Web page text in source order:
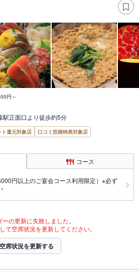
円～
駅正面口より徒歩約5分
ト還元対象店
口コミ投稿特典対象店
コース
円以上のご宴会コース利用限定）※必ず
ーの更新に失敗しました。
て空席状況を更新してください。
空席状況を更新する